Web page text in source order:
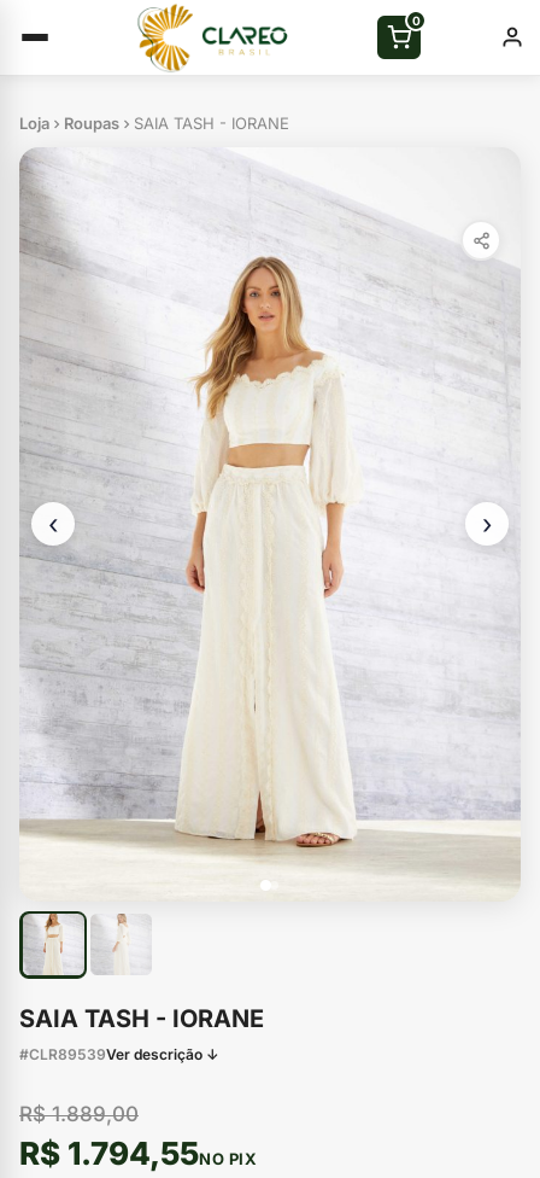
0
Loja Roupas SAIA TASH - IORANE
‹ ›
SAIA TASH - IORANE
#CLR89539Ver descrição ↓
R$ 1.889,00
R$ 1.794,55NO PIX